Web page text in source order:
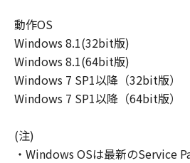
動作OS
Windows 8.1(32bit版)
Windows 8.1(64bit版)
Windows 7 SP1以降（32bit版）
Windows 7 SP1以降（64bit版）
(注)
・Windows OSは最新のService